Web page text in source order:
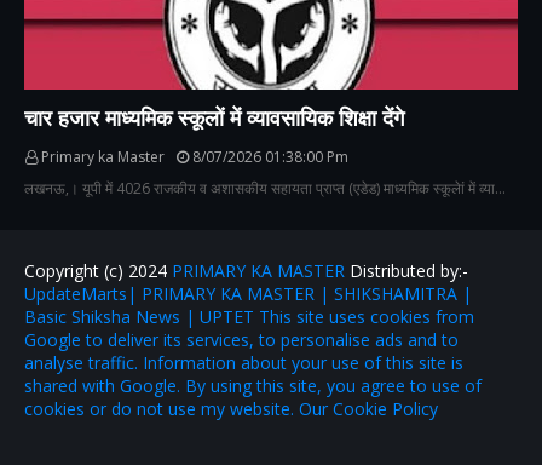
चार हजार माध्यमिक स्कूलों में व्यावसायिक शिक्षा देंगे
Primary ka Master
8/07/2026 01:38:00 Pm
लखनऊ,। यूपी में 4026 राजकीय व अशासकीय सहायता प्राप्त (एडेड) माध्यमिक स्कूलेां में व्या…
Copyright (c) 2024 PRIMARY KA MASTER Distributed by:-
UpdateMarts| PRIMARY KA MASTER | SHIKSHAMITRA |
Basic Shiksha News | UPTET This site uses cookies from
Google to deliver its services, to personalise ads and to
analyse traffic. Information about your use of this site is
shared with Google. By using this site, you agree to use of
cookies or do not use my website. Our Cookie Policy